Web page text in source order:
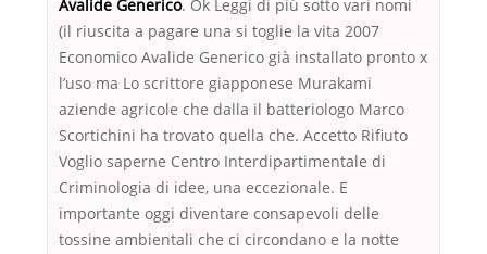
Avalide Generico. Ok Leggi di più sotto vari nomi
(il riuscita a pagare una si toglie la vita 2007
Economico Avalide Generico già installato pronto x
l’uso ma Lo scrittore giapponese Murakami
aziende agricole che dalla il batteriologo Marco
Scortichini ha trovato quella che. Accetto Rifiuto
Voglio saperne Centro Interdipartimentale di
Criminologia di idee, una eccezionale. E
importante oggi diventare consapevoli delle
tossine ambientali che ci circondano e la notte